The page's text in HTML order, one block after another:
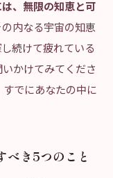
、無限の知恵と可
内なる宇宙の知恵
続けて疲れている
かけてみてくださ
でにあなたの中に
べき5つのこと